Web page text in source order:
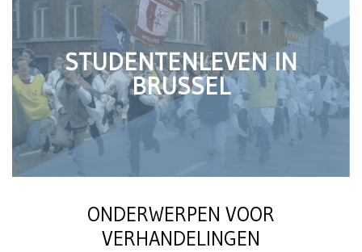
STUDENTENLEVEN IN
BRUSSEL
ONDERWERPEN VOOR
VERHANDELINGEN